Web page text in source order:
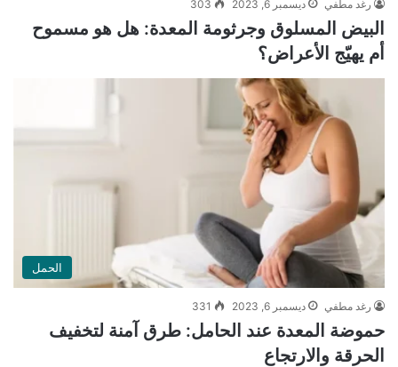
رغد مطفي ديسمبر 6, 2023 303
البيض المسلوق وجرثومة المعدة: هل هو مسموح
أم يهيّج الأعراض؟
الحمل
رغد مطفي ديسمبر 6, 2023 331
حموضة المعدة عند الحامل: طرق آمنة لتخفيف
الحرقة والارتجاع